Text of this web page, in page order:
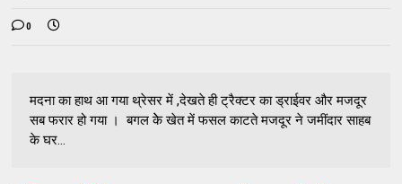
0
मदना का हाथ आ गया थ्रेसर में ,देखते ही ट्रैक्टर का ड्राईवर और मजदूर
सब फरार हो गया । बगल केे खेत में फसल काटते मजदूर ने जमींदार साहब
के घर...